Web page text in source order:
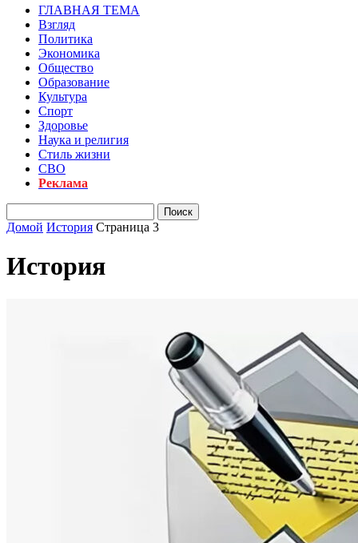
ГЛАВНАЯ ТЕМА
Взгляд
Политика
Экономика
Общество
Образование
Культура
Спорт
Здоровье
Наука и религия
Стиль жизни
СВО
Реклама
Домой История Страница 3
История